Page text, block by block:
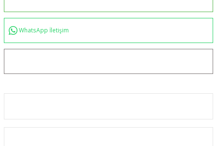
WhatsApp İletişim